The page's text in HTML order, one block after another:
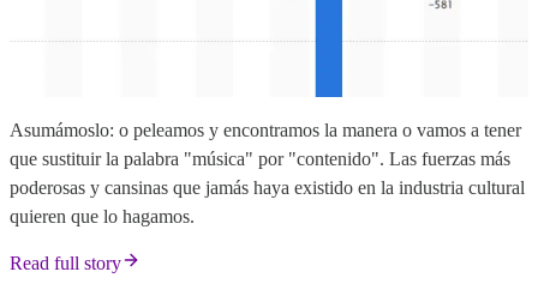
Asumámoslo: o peleamos y encontramos la manera o vamos a tener
que sustituir la palabra "música" por "contenido". Las fuerzas más
poderosas y cansinas que jamás haya existido en la industria cultural
quieren que lo hagamos.
Read full story